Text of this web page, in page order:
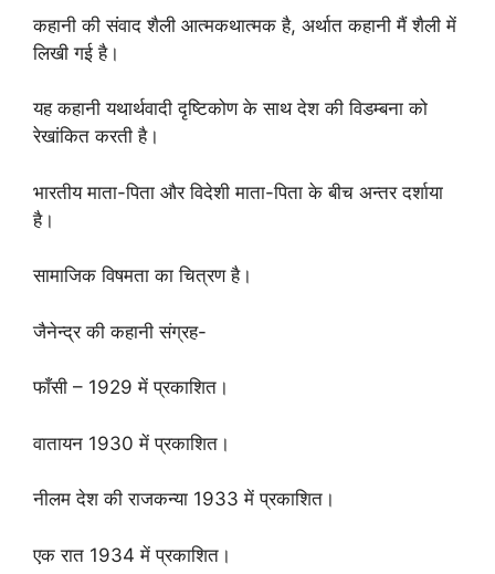
कहानी की संवाद शैली आत्मकथात्मक है, अर्थात कहानी मैं शैली में
लिखी गई है।
यह कहानी यथार्थवादी दृष्टिकोण के साथ देश की विडम्बना को
रेखांकित करती है।
भारतीय माता-पिता और विदेशी माता-पिता के बीच अन्तर दर्शाया
है।
सामाजिक विषमता का चित्रण है।
जैनेन्द्र की कहानी संग्रह-
फाँसी – 1929 में प्रकाशित।
वातायन 1930 में प्रकाशित।
नीलम देश की राजकन्या 1933 में प्रकाशित।
एक रात 1934 में प्रकाशित।